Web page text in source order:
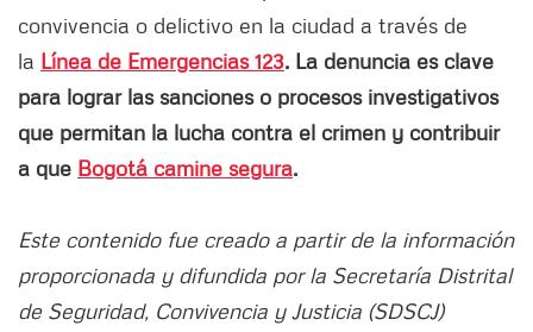
convivencia o delictivo en la ciudad a través de
la Línea de Emergencias 123. La denuncia es clave
para lograr las sanciones o procesos investigativos
que permitan la lucha contra el crimen y contribuir
a que Bogotá camine segura.
Este contenido fue creado a partir de la información
proporcionada y difundida por la Secretaría Distrital
de Seguridad, Convivencia y Justicia (SDSCJ)